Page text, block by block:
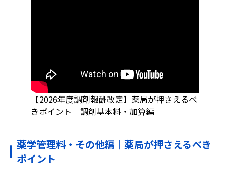
【2026年度調剤報酬改定】薬局が押さえるべ
きポイント｜調剤基本料・加算編
薬学管理料・その他編｜薬局が押さえるべき
ポイント